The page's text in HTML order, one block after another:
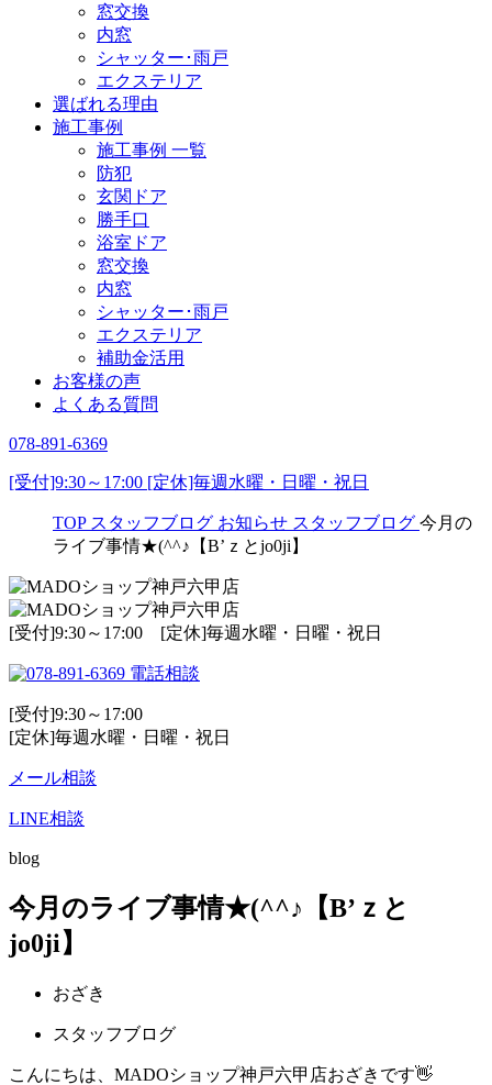
窓交換
内窓
シャッター･雨戸
エクステリア
選ばれる理由
施工事例
施工事例 一覧
防犯
玄関ドア
勝手口
浴室ドア
窓交換
内窓
シャッター･雨戸
エクステリア
補助金活用
お客様の声
よくある質問
078-891-6369
[受付]9:30～17:00 [定休]毎週水曜・日曜・祝日
TOP スタッフブログ お知らせ スタッフブログ 今月の
ライブ事情★(^^♪【B’ｚとjo0ji】
[受付]9:30～17:00 [定休]毎週水曜・日曜・祝日
電話相談
[受付]9:30～17:00
[定休]毎週水曜・日曜・祝日
メール相談
LINE相談
blog
今月のライブ事情★(^^♪【B’ｚと
jo0ji】
おざき
スタッフブログ
こんにちは、MADOショップ神戸六甲店おざきです👋